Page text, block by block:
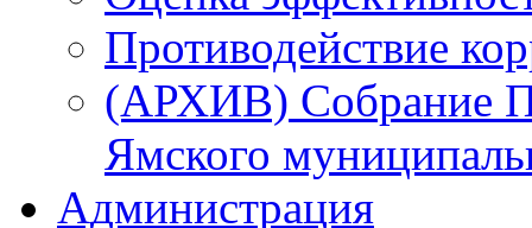
Противодействие
(АРХИВ) Собрание
Ямского
Администрация